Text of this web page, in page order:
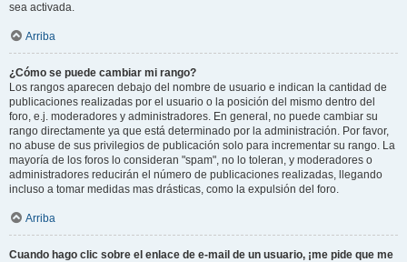
sea activada.
Arriba
¿Cómo se puede cambiar mi rango?
Los rangos aparecen debajo del nombre de usuario e indican la cantidad de
publicaciones realizadas por el usuario o la posición del mismo dentro del
foro, e.j. moderadores y administradores. En general, no puede cambiar su
rango directamente ya que está determinado por la administración. Por favor,
no abuse de sus privilegios de publicación solo para incrementar su rango. La
mayoría de los foros lo consideran "spam", no lo toleran, y moderadores o
administradores reducirán el número de publicaciones realizadas, llegando
incluso a tomar medidas mas drásticas, como la expulsión del foro.
Arriba
Cuando hago clic sobre el enlace de e-mail de un usuario, ¡me pide que me